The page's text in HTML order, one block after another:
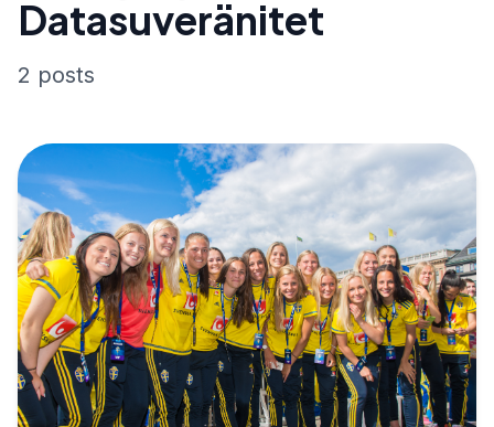
Datasuveränitet
2 posts